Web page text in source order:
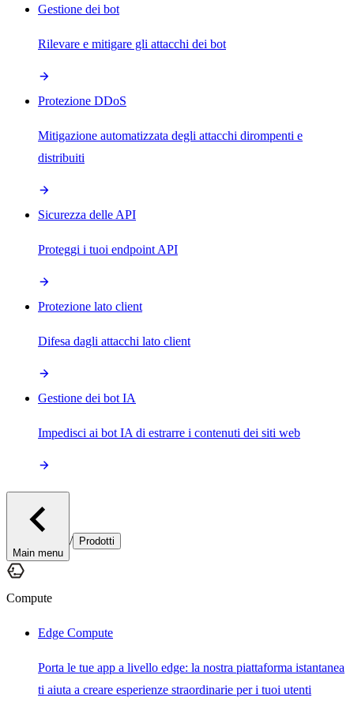
Gestione dei bot
Rilevare e mitigare gli attacchi dei bot
Protezione DDoS
Mitigazione automatizzata degli attacchi dirompenti e
distribuiti
Sicurezza delle API
Proteggi i tuoi endpoint API
Protezione lato client
Difesa dagli attacchi lato client
Gestione dei bot IA
Impedisci ai bot IA di estrarre i contenuti dei siti web
Main menu
/ Prodotti
Compute
Edge Compute
Porta le tue app a livello edge: la nostra piattaforma istantanea
ti aiuta a creare esperienze straordinarie per i tuoi utenti